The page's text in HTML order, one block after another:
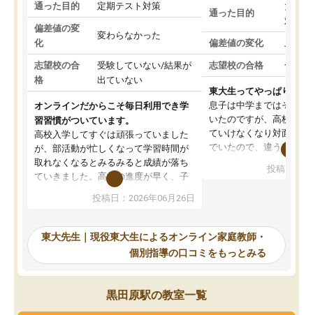
通った目的 定期テスト対策
偏差値の変
化
変わらなかった
志望校の合
格
受験していない/結果が
出ていない
オンラインだからこそ毎日利用でき学
習習慣がついています。
高校入学してすぐは頑張っていました
が、部活動が忙しくなって学習時間が
取れなくなるとみるみると成績が落ち
ていきました。高校の進度が早く、子
供も家に帰って勉強の話すると嫌な反
応を示します。東大先生にお願いして
れるので、親としても安心です。毎日
使える自習室とかもあり、わからない
ところがあれば先生が回答してくれる
のも重宝しています。
投稿日：2026年06月26日
通った目的
大学
対策
偏差値の変化 上が
志望校の合格 合格
東大生ってやっぱりすご
息子は中学まではそこそ
いたのですが、高校に入
ていけなくなり対面の塾
でいたので、違うアプロ
で、当初は模試でD判定
自習室が毎日使えていつ
るのが心強かったよう
謝です。
投稿日：
東大先生｜現役東大生によるオンライン家庭教師・
個別指導の口コミをもっとみる
黒田原駅の教室一覧